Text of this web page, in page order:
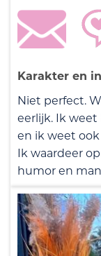
Karakter en
Niet perfect.
eerlijk. Ik weet
en ik weet
Ik waardeer
humor en